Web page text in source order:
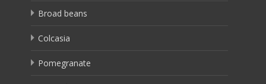
Broad beans
Colcasia
Pomegranate